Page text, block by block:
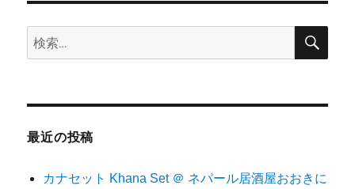
検
索:
検
最近の投稿
カナセット Khana Set ＠ ネパール居酒屋おおきに